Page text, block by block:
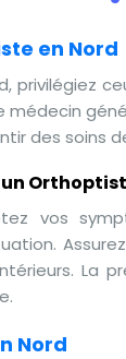
en Nord
privilégiez
des soins
vos
La
Nord